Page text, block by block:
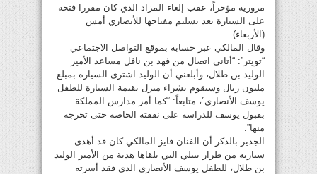
مرورية مؤخراً، عقب إلغاء المزاد الذي كان مقررا فتحه
على السيارة بعد تسليم مفتاحها للأنصاري أمس
(الأربعاء).
وقال المالكي عبر حسابه بموقع التواصل الاجتماعي
“تويتر”: “أتاني اتصال من فهد بن نافل مساعد الأمير
الوليد بن طلال، وأبلغني أن الوليد اشترى السيارة بمبلغ
مليون ريال وسيقوم بشراء منزل بقيمة السيارة للطفل
يوسف الأنصاري”، متابعاً: “كما أمر مدارس المملكة
بقبول يوسف للدراسة على نفقته الخاصة حتى تخرجه
منها”.
الجدير بالذكر أن الفنان فايز المالكي كان قد أهدى
سيارته من طراز بنتلي التي تلقاها هدية من الأمير الوليد
بن طلال، للطفل يوسف الأنصاري الذي فقد أسرته